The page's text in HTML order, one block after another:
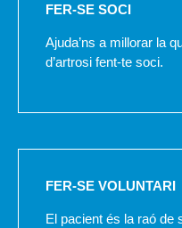
FER-SE SOCI
Ajuda’ns a millorar la
d’artrosi fent-te soci.
FER-SE VOLUNTARI
El pacient és la raó de